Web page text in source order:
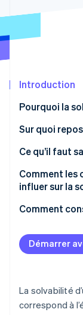
Atlas
Climate
Vérification
Stripe
l’IA.
Regarder
Introduction
Pourquoi la
Sur quoi
Ce qu’il faut
Accéder à
Comprendre
Comment les
influer sur la
Comment
Démarrer
La solvabilité
correspond à